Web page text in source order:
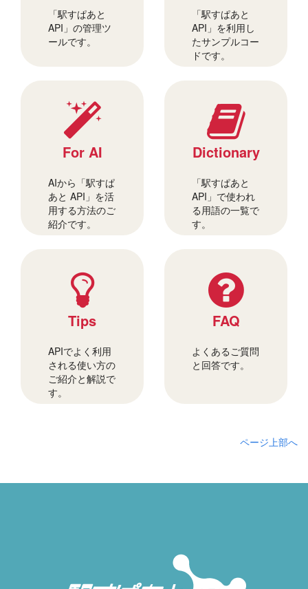
「駅すぱあと
API」の管理ツ
ールです。
「駅すぱあと
API」を利用し
たサンプルコー
ドです。
For AI
AIから「駅すぱ
あと API」を活
用する方法のご
紹介です。
Dictionary
「駅すぱあと
API」で使われ
る用語の一覧で
す。
Tips
APIでよく利用
される使い方の
ご紹介と解説で
す。
FAQ
よくあるご質問
と回答です。
ページ上部へ